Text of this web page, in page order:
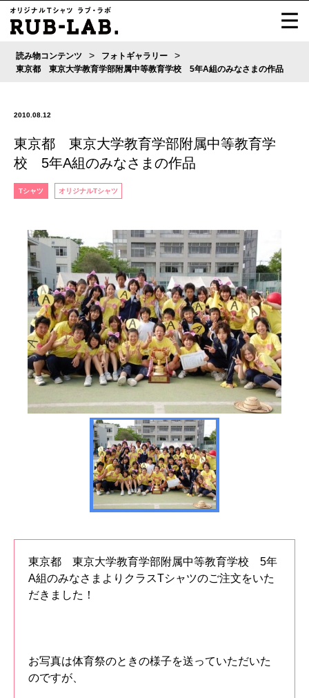
読み物コンテンツ > フォトギャラリー >
東京都 東京大学教育学部附属中等教育学校 5年A組のみなさまの作品
2010.08.12
東京都 東京大学教育学部附属中等教育学
校 5年A組のみなさまの作品
Tシャツ オリジナルTシャツ
東京都 東京大学教育学部附属中等教育学校 5年
A組のみなさまよりクラスTシャツのご注文をいた
だきました！
お写真は体育祭のときの様子を送っていただいた
のですが、